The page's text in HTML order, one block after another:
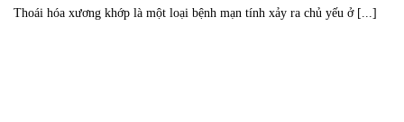
Thoái hóa xương khớp là một loại bệnh mạn tính xảy ra chủ yếu ở [...]